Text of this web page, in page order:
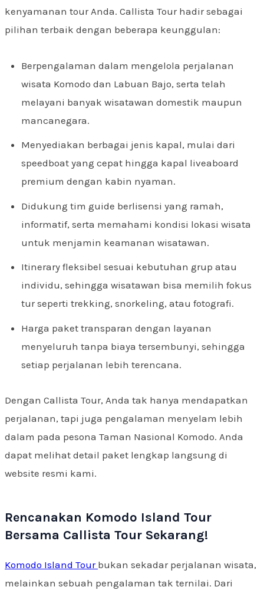
kenyamanan tour Anda. Callista Tour hadir sebagai
pilihan terbaik dengan beberapa keunggulan:
Berpengalaman dalam mengelola perjalanan
wisata Komodo dan Labuan Bajo, serta telah
melayani banyak wisatawan domestik maupun
mancanegara.
Menyediakan berbagai jenis kapal, mulai dari
speedboat yang cepat hingga kapal liveaboard
premium dengan kabin nyaman.
Didukung tim guide berlisensi yang ramah,
informatif, serta memahami kondisi lokasi wisata
untuk menjamin keamanan wisatawan.
Itinerary fleksibel sesuai kebutuhan grup atau
individu, sehingga wisatawan bisa memilih fokus
tur seperti trekking, snorkeling, atau fotografi.
Harga paket transparan dengan layanan
menyeluruh tanpa biaya tersembunyi, sehingga
setiap perjalanan lebih terencana.
Dengan Callista Tour, Anda tak hanya mendapatkan
perjalanan, tapi juga pengalaman menyelam lebih
dalam pada pesona Taman Nasional Komodo. Anda
dapat melihat detail paket lengkap langsung di
website resmi kami.
Rencanakan Komodo Island Tour
Bersama Callista Tour Sekarang!
Komodo Island Tour bukan sekadar perjalanan wisata,
melainkan sebuah pengalaman tak ternilai. Dari